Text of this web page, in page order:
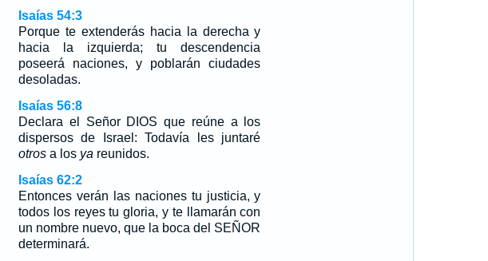
Isaías 54:3
Porque te extenderás hacia la derecha y
hacia la izquierda; tu descendencia
poseerá naciones, y poblarán ciudades
desoladas.
Isaías 56:8
Declara el Señor DIOS que reúne a los
dispersos de Israel: Todavía les juntaré
otrosa los ya reunidos.
Isaías 62:2
Entonces verán las naciones tu justicia, y
todos los reyes tu gloria, y te llamarán con
un nombre nuevo, que la boca del SEÑOR
determinará.